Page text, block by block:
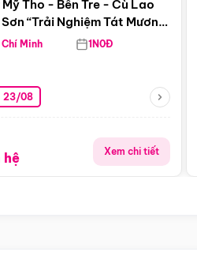
Tho - Bến Tre - Cù Lao
“Trải Nghiệm Tát Mương
Chí Minh 1N0Đ
23/08
hệ Xem chi tiết